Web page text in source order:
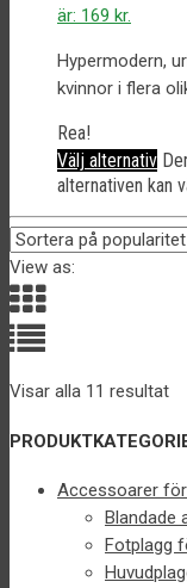
är: 169 kr.
Hypermodern,
kvinnor i flera
Rea!
Välj alternativ
alternativen kan
View as:
Visar alla 11 resultat
Accessoarer
Blandade
Fotplagg